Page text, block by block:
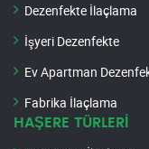
Dezenfekte İlaçlama
İşyeri Dezenfekte
Ev Apartman
Fabrika İlaçlama
HAŞERE TÜRLERİ